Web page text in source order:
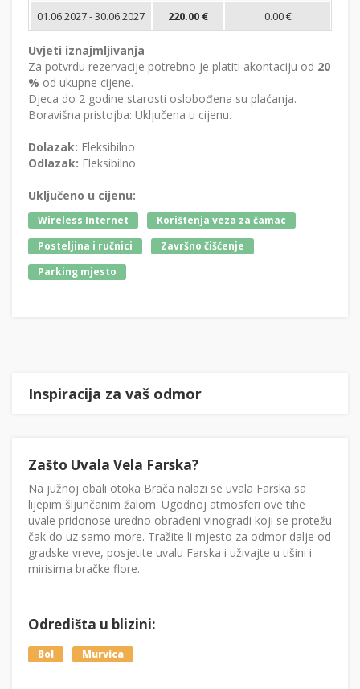
01.06.2027 - 30.06.2027
220.00 € 0.00 €
Uvjeti iznajmljivanja
Za potvrdu rezervacije potrebno je platiti akontaciju od 20
% od ukupne cijene.
Djeca do 2 godine starosti oslobođena su plaćanja.
Boravišna pristojba: Uključena u cijenu.
Dolazak: Fleksibilno
Odlazak: Fleksibilno
Uključeno u cijenu:
Wireless Internet
Korištenja veza za čamac
Posteljina i ručnici
Završno čišćenje
Parking mjesto
Inspiracija za vaš odmor
Zašto Uvala Vela Farska?
Na južnoj obali otoka Brača nalazi se uvala Farska sa
lijepim šljunčanim žalom. Ugodnoj atmosferi ove tihe
uvale pridonose uredno obrađeni vinogradi koji se protežu
čak do uz samo more. Tražite li mjesto za odmor dalje od
gradske vreve, posjetite uvalu Farska i uživajte u tišini i
mirisima bračke flore.
Odredišta u blizini:
Bol Murvica